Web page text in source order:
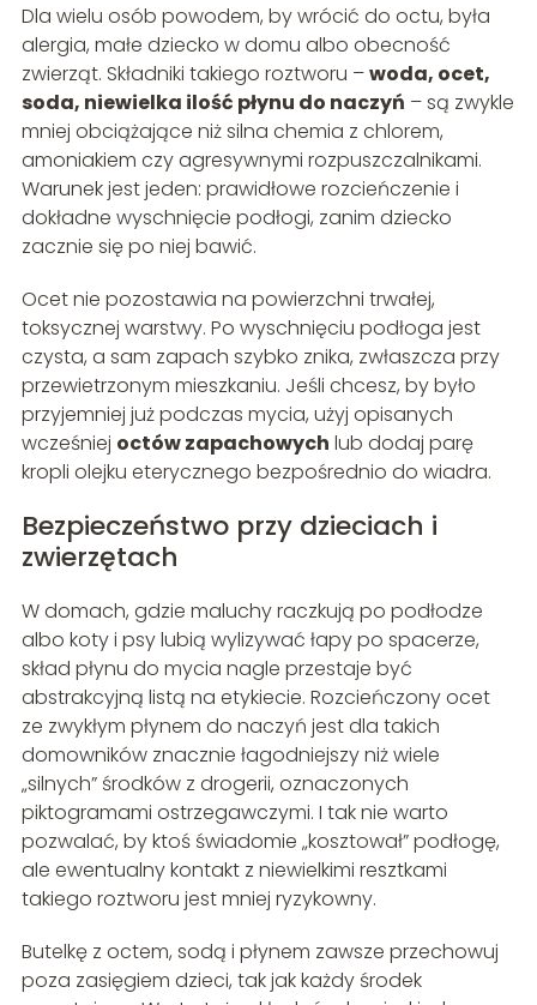
Dla wielu osób powodem, by wrócić do octu, była
alergia, małe dziecko w domu albo obecność
zwierząt. Składniki takiego roztworu –woda, ocet,
soda, niewielka ilość płynu do naczyń – są zwykle
mniej obciążające niż silna chemia z chlorem,
amoniakiem czy agresywnymi rozpuszczalnikami.
Warunek jest jeden: prawidłowe rozcieńczenie i
dokładne wyschnięcie podłogi, zanim dziecko
zacznie się po niej bawić.
Ocet nie pozostawia na powierzchni trwałej,
toksycznej warstwy. Po wyschnięciu podłoga jest
czysta, a sam zapach szybko znika, zwłaszcza przy
przewietrzonym mieszkaniu. Jeśli chcesz, by było
przyjemniej już podczas mycia, użyj opisanych
wcześniej octów zapachowych lub dodaj parę
kropli olejku eterycznego bezpośrednio do wiadra.
Bezpieczeństwo przy dzieciach i
zwierzętach
W domach, gdzie maluchy raczkują po podłodze
albo koty i psy lubią wylizywać łapy po spacerze,
skład płynu do mycia nagle przestaje być
abstrakcyjną listą na etykiecie. Rozcieńczony ocet
ze zwykłym płynem do naczyń jest dla takich
domowników znacznie łagodniejszy niż wiele
„silnych” środków z drogerii, oznaczonych
piktogramami ostrzegawczymi. I tak nie warto
pozwalać, by ktoś świadomie „kosztował” podłogę,
ale ewentualny kontakt z niewielkimi resztkami
takiego roztworu jest mniej ryzykowny.
Butelkę z octem, sodą i płynem zawsze przechowuj
poza zasięgiem dzieci, tak jak każdy środek